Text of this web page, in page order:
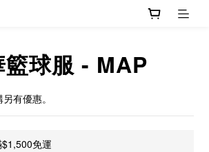
球服 - MAP
有優惠。
免運